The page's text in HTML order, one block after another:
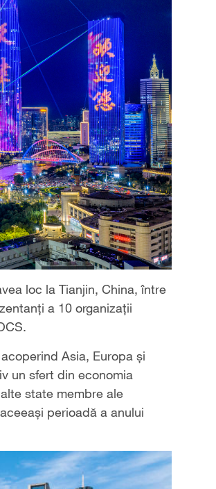
loc la Tianjin, China, între
a 10 organizații
Asia, Europa și
un sfert din economia
state membre ale
perioadă a anului